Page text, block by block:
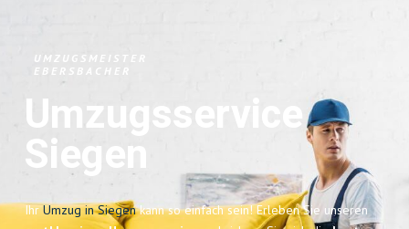
UMZUGSMEISTER
EBERSBACHER
Umzugsservice
Siegen
IhrUmzug in Siegenkann so einfach sein! Erleben Sie unseren